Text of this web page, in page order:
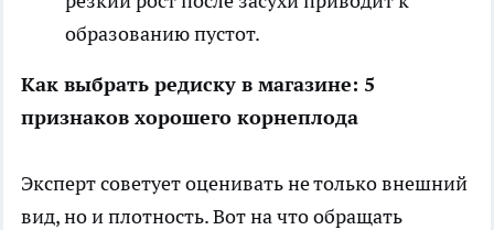
образованию пустот.
Как выбрать редиску в магазине: 5
признаков хорошего корнеплода
Эксперт советует оценивать не только внешний
вид, но и плотность. Вот на что обращать